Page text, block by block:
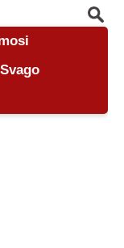
Svago